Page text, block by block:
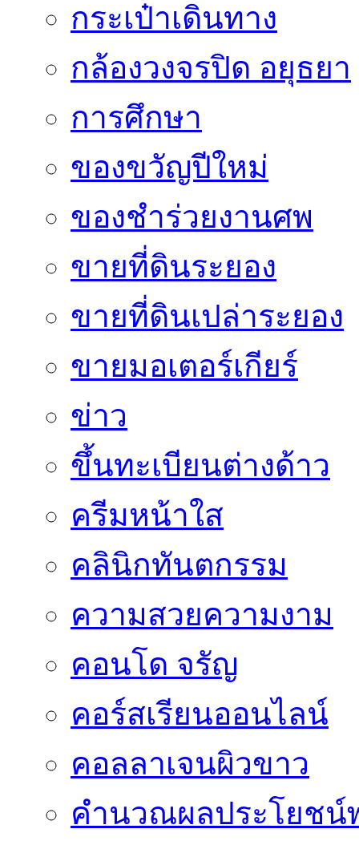
กระเป๋าเดินทาง
กล้องวงจรปิด อยุธยา
การศึกษา
ของขวัญปีใหม่
ของชำร่วยงานศพ
ขายที่ดินระยอง
ขายที่ดินเปล่าระยอง
ขายมอเตอร์เกียร์
ข่าว
ขึ้นทะเบียนต่างด้าว
ครีมหน้าใส
คลินิกทันตกรรม
ความสวยความงาม
คอนโด จรัญ
คอร์สเรียนออนไลน์
คอลลาเจนผิวขาว
คำนวณผลประโยชน์